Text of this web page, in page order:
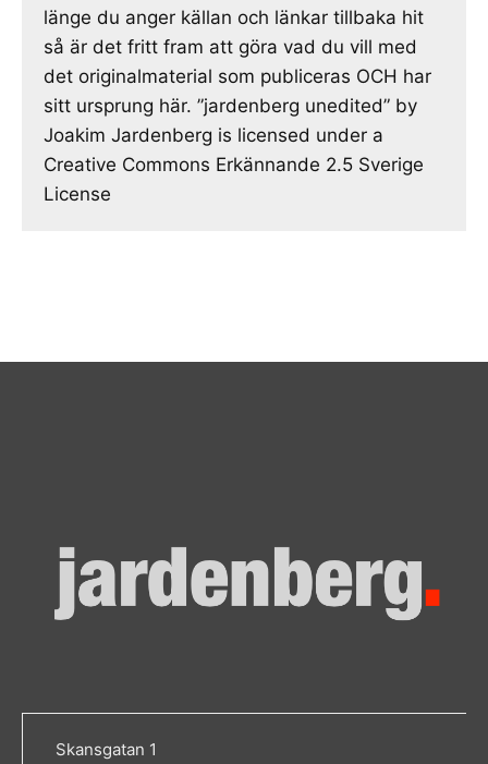
länge du anger källan och länkar tillbaka hit
så är det fritt fram att göra vad du vill med
det originalmaterial som publiceras OCH har
sitt ursprung här. ”jardenberg unedited” by
Joakim Jardenberg is licensed under a
Creative Commons Erkännande 2.5 Sverige
License
Skansgatan 1